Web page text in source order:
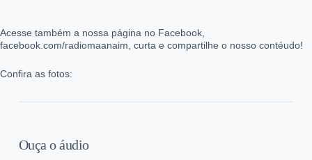
Acesse também a nossa página no Facebook,
facebook.com/radiomaanaim, curta e compartilhe o nosso contéudo!
Confira as fotos:
Ouça o áudio